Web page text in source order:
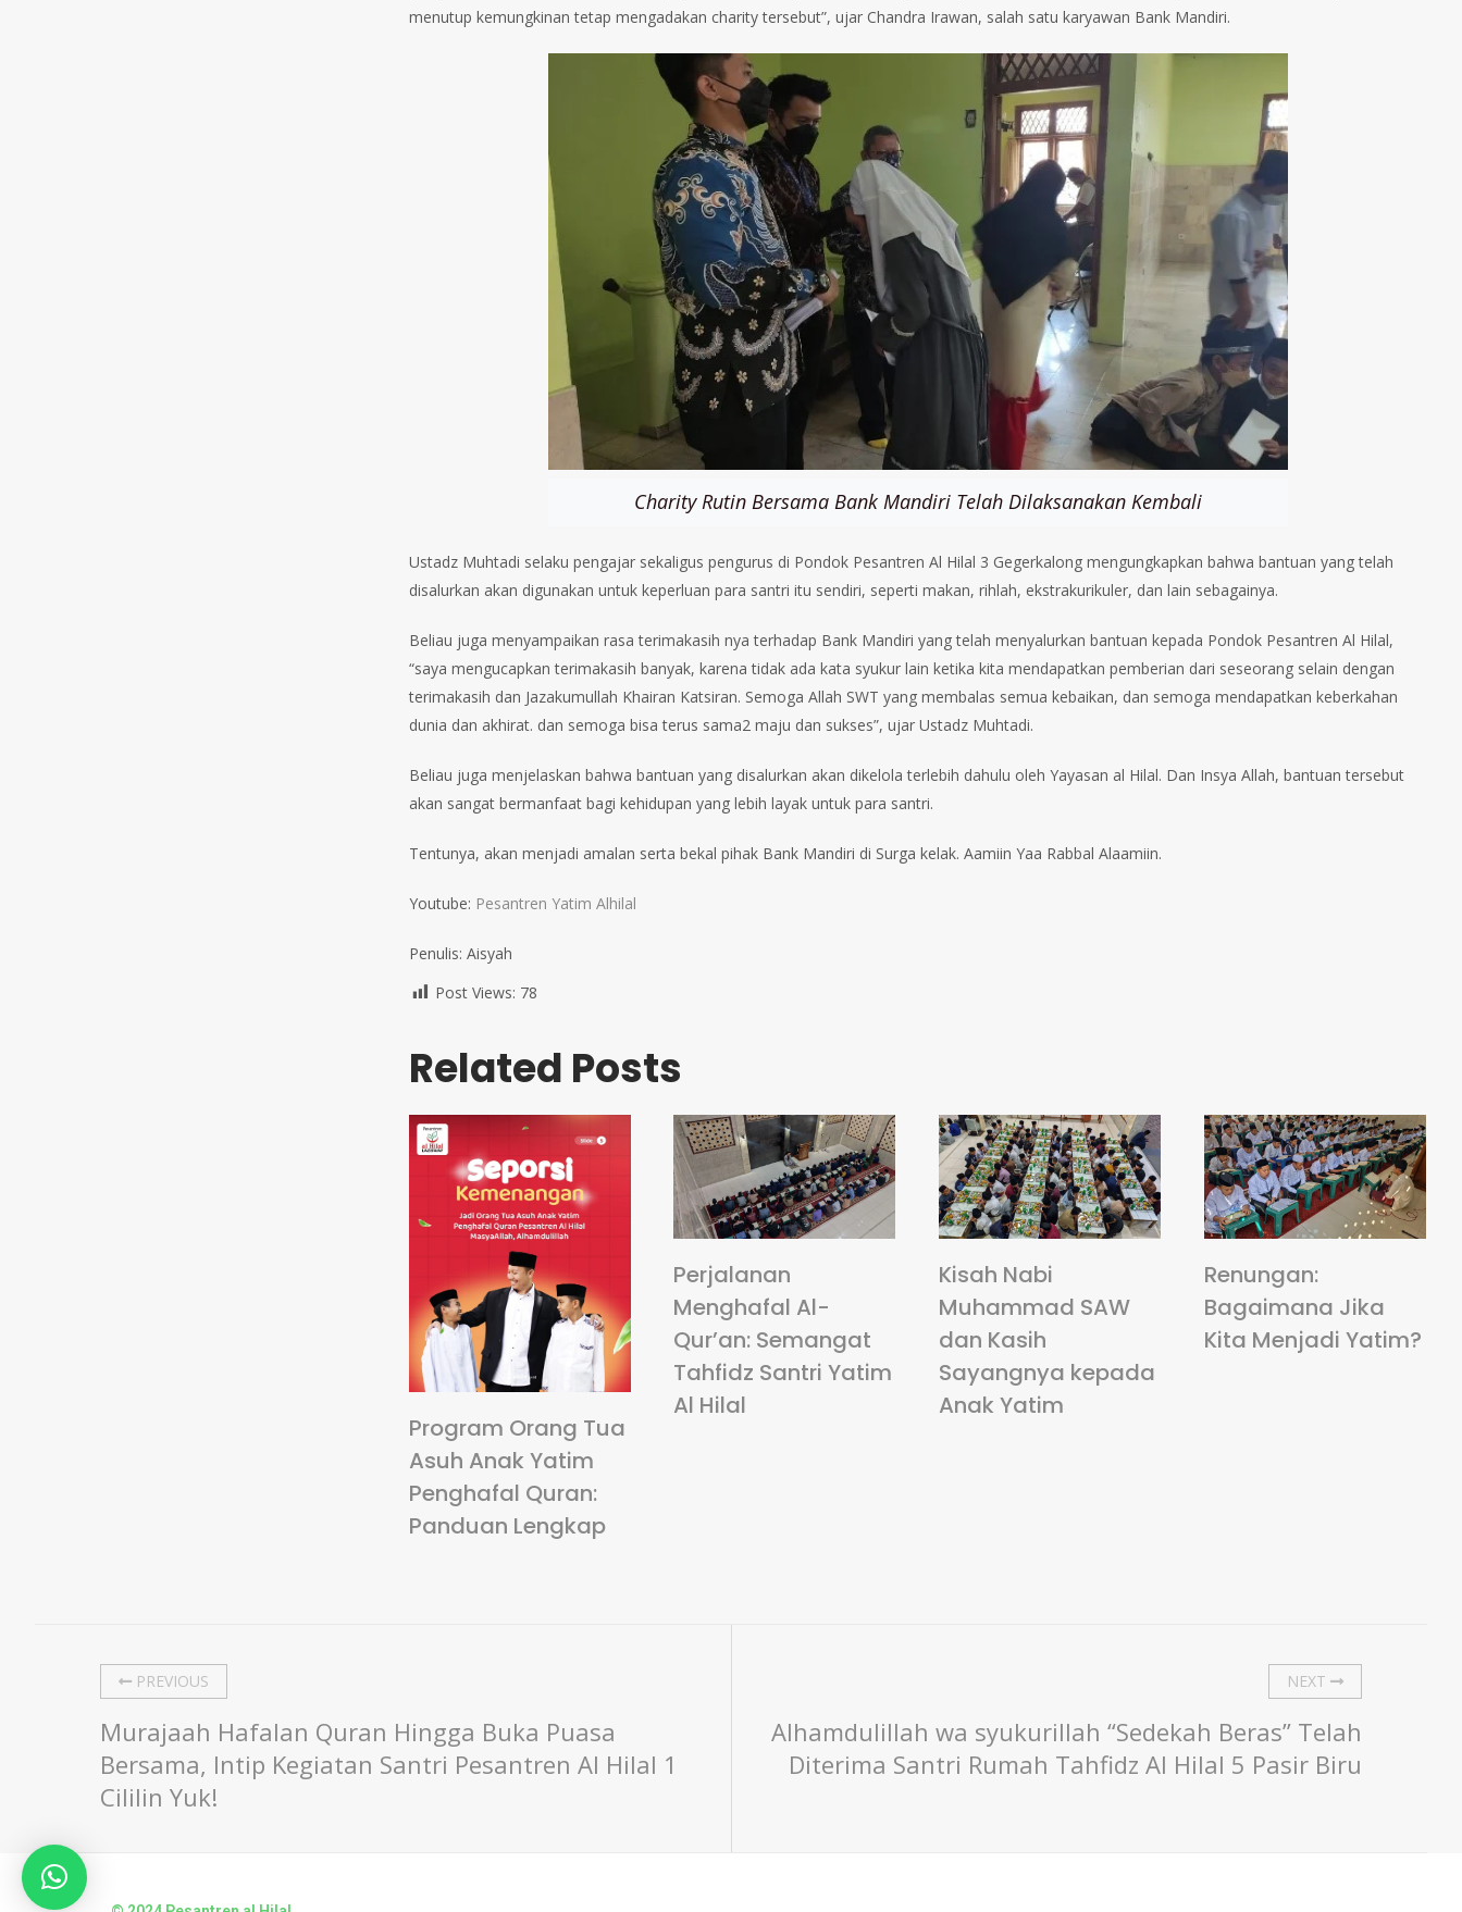
menutup kemungkinan tetap mengadakan charity tersebut”, ujar Chandra Irawan, salah satu karyawan Bank Mandiri.
Charity Rutin Bersama Bank Mandiri Telah Dilaksanakan Kembali
Ustadz Muhtadi selaku pengajar sekaligus pengurus di Pondok Pesantren Al Hilal 3 Gegerkalong mengungkapkan bahwa bantuan yang telah
disalurkan akan digunakan untuk keperluan para santri itu sendiri, seperti makan, rihlah, ekstrakurikuler, dan lain sebagainya.
Beliau juga menyampaikan rasa terimakasih nya terhadap Bank Mandiri yang telah menyalurkan bantuan kepada Pondok Pesantren Al Hilal,
“saya mengucapkan terimakasih banyak, karena tidak ada kata syukur lain ketika kita mendapatkan pemberian dari seseorang selain dengan
terimakasih dan Jazakumullah Khairan Katsiran. Semoga Allah SWT yang membalas semua kebaikan, dan semoga mendapatkan keberkahan
dunia dan akhirat. dan semoga bisa terus sama2 maju dan sukses”, ujar Ustadz Muhtadi.
Beliau juga menjelaskan bahwa bantuan yang disalurkan akan dikelola terlebih dahulu oleh Yayasan al Hilal. Dan Insya Allah, bantuan tersebut
akan sangat bermanfaat bagi kehidupan yang lebih layak untuk para santri.
Tentunya, akan menjadi amalan serta bekal pihak Bank Mandiri di Surga kelak. Aamiin Yaa Rabbal Alaamiin.
Youtube: Pesantren Yatim Alhilal
Penulis: Aisyah
Post Views: 78
Related Posts
Program Orang Tua
Asuh Anak Yatim
Penghafal Quran:
Panduan Lengkap
Perjalanan
Menghafal Al-
Qur’an: Semangat
Tahfidz Santri Yatim
Al Hilal
Kisah Nabi
Muhammad SAW
dan Kasih
Sayangnya kepada
Anak Yatim
Renungan:
Bagaimana Jika
Kita Menjadi Yatim?
PREVIOUS
Murajaah Hafalan Quran Hingga Buka Puasa
Bersama, Intip Kegiatan Santri Pesantren Al Hilal 1
Cililin Yuk!
NEXT
Alhamdulillah wa syukurillah “Sedekah Beras” Telah
Diterima Santri Rumah Tahfidz Al Hilal 5 Pasir Biru